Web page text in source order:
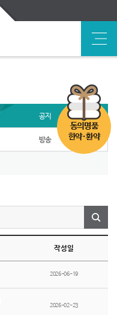
동의명품
한약·환약
공지
방송
작성일
2026-06-19
2026-02-23